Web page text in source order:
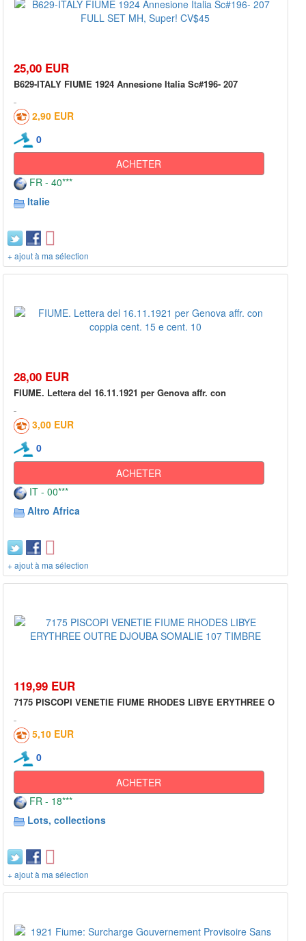
25,00 EUR
B629-ITALY FIUME 1924 Annesione Italia Sc#196- 207
2,90 EUR
0
ACHETER
FR - 40***
Italie
+ ajout à ma sélection
28,00 EUR
FIUME. Lettera del 16.11.1921 per Genova affr. con
3,00 EUR
0
ACHETER
IT - 00***
Altro Africa
+ ajout à ma sélection
119,99 EUR
7175 PISCOPI VENETIE FIUME RHODES LIBYE ERYTHREE O
5,10 EUR
0
ACHETER
FR - 18***
Lots, collections
+ ajout à ma sélection